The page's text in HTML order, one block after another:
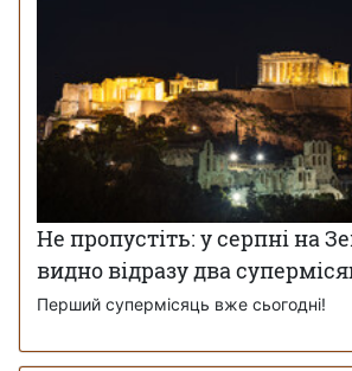
Не пропустіть: у серпні на
видно відразу два
Перший супермісяць вже сьогодні!